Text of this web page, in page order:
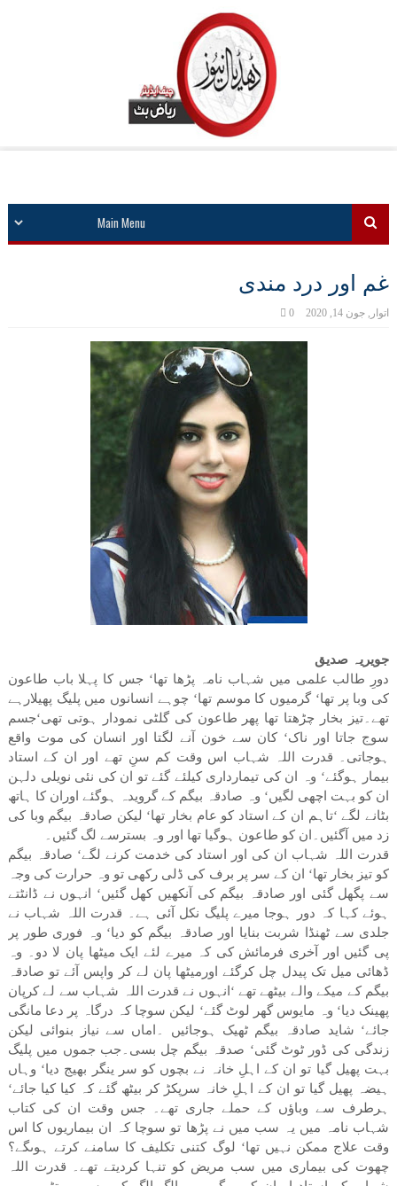
غم اور درد مندی
اتوار, جون 14, 2020 0
جویریہ صدیق
دورِ طالب علمی میں شہاب نامہ پڑھا تھا‘ جس کا پہلا باب طاعون
کی وبا پر تھا‘ گرمیوں کا موسم تھا‘ چوہے انسانوں میں پلیگ پھیلارہے
تھے۔تیز بخار چڑھتا تھا پھر طاعون کی گلٹی نمودار ہوتی تھی‘جسم
سوج جاتا اور ناک‘ کان سے خون آنے لگتا اور انسان کی موت واقع
ہوجاتی۔ قدرت اللہ شہاب اس وقت کم سنِ تھے اور ان کے استاد
بیمار ہوگئے‘ وہ ان کی تیمارداری کیلئے گئے تو ان کی نئی نویلی دلہن
ان کو بہت اچھی لگیں‘ وہ صادقہ بیگم کے گرویدہ ہوگئے اوران کا ہاتھ
بٹانے لگے ‘تاہم ان کے استاد کو عام بخار تھا‘ لیکن صادقہ بیگم وبا کی
زد میں آگئیں۔ان کو طاعون ہوگیا تھا اور وہ بسترسے لگ گئیں۔
قدرت اللہ شہاب ان کی اور استاد کی خدمت کرنے لگے‘ صادقہ بیگم
کو تیز بخار تھا‘ ان کے سر پر برف کی ڈلی رکھی تو وہ حرارت کی وجہ
سے پگھل گئی اور صادقہ بیگم کی آنکھیں کھل گئیں‘ انہوں نے ڈانٹتے
ہوئے کہا کہ دور ہوجا میرے پلیگ نکل آئی ہے۔ قدرت اللہ شہاب نے
جلدی سے ٹھنڈا شربت بنایا اور صادقہ بیگم کو دیا‘ وہ فوری طور پر
پی گئیں اور آخری فرمائش کی کہ میرے لئے ایک میٹھا پان لا دو۔ وہ
ڈھائی میل تک پیدل چل کرگئے اورمیٹھا پان لے کر واپس آئے تو صادقہ
بیگم کے میکے والے بیٹھے تھے ‘انہوں نے قدرت اللہ شہاب سے لے کرپان
پھینک دیا‘ وہ مایوس گھر لوٹ گئے‘ لیکن سوچا کہ درگاہ پر دعا مانگی
جائے‘ شاید صادقہ بیگم ٹھیک ہوجائیں ۔اماں سے نیاز بنوائی لیکن
زندگی کی ڈور ٹوٹ گئی‘ صدقہ بیگم چل بسی۔جب جموں میں پلیگ
بہت پھیل گیا تو ان کے اہلِ خانہ نے بچوں کو سر ینگر بھیج دیا‘ وہاں
ہیضہ پھیل گیا تو ان کے اہلِ خانہ سرپکڑ کر بیٹھ گئے کہ کیا کیا جائے‘
ہرطرف سے وباؤں کے حملے جاری تھے۔ جس وقت ان کی کتاب
شہاب نامہ میں یہ سب میں نے پڑھا تو سوچا کہ ان بیماریوں کا اس
وقت علاج ممکن نہیں تھا‘ لوگ کتنی تکلیف کا سامنے کرتے ہوںگے؟
چھوت کی بیماری میں سب مریض کو تنہا کردیتے تھے۔ قدرت اللہ